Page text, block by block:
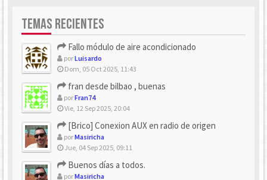
TEMAS RECIENTES
Fallo módulo de aire acondicionado
porLuisardo
Dom, 05 Oct 2025, 11:43
fran desde bilbao , buenas
porFran74
Vie, 12 Sep 2025, 20:04
[Brico] Conexion AUX en radio de origen
porMasiricha
Jue, 04 Sep 2025, 09:11
Buenos días a todos.
porMasiricha